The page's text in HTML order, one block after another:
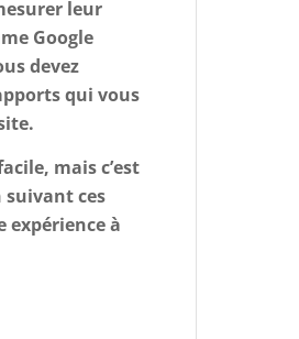
leur
Google
devez
qui vous
mais c’est
suivant ces
à